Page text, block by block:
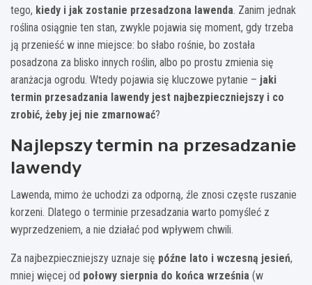
tego, kiedy i jak zostanie przesadzona lawenda. Zanim jednak
roślina osiągnie ten stan, zwykle pojawia się moment, gdy trzeba
ją przenieść w inne miejsce: bo słabo rośnie, bo została
posadzona za blisko innych roślin, albo po prostu zmienia się
aranżacja ogrodu. Wtedy pojawia się kluczowe pytanie – jaki
termin przesadzania lawendy jest najbezpieczniejszy i co
zrobić, żeby jej nie zmarnować?
Najlepszy termin na przesadzanie
lawendy
Lawenda, mimo że uchodzi za odporną, źle znosi częste ruszanie
korzeni. Dlatego o terminie przesadzania warto pomyśleć z
wyprzedzeniem, a nie działać pod wpływem chwili.
Za najbezpieczniejszy uznaje się późne lato i wczesną jesień,
mniej więcej od połowy sierpnia do końca września (w